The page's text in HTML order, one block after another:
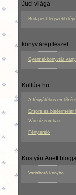
Juci világa
Budapest legszebb
könyvtárépítészet
Gyermekkönyvtár
Kultúra.hu
A fényjátékos emlékére
Empire és
Vármúzeumban
Fényterelő
Kustyán Anett blogja
Variálható konyha